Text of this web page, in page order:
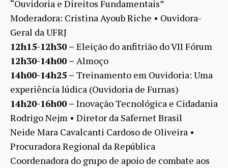
“Ouvidoria e Direitos Fundamentais”
Moderadora: Cristina Ayoub Riche • Ouvidora-
Geral da UFRJ
12h15-12h30 – Eleição do anfitrião do VII Fórum
12h30-14h00 – Almoço
14h00-14h25 – Treinamento em Ouvidoria: Uma
experiência lúdica (Ouvidoria de Furnas)
14h20-16h00 – Inovação Tecnológica e Cidadania
Rodrigo Nejm • Diretor da Safernet Brasil
Neide Mara Cavalcanti Cardoso de Oliveira •
Procuradora Regional da República
Coordenadora do grupo de apoio de combate aos